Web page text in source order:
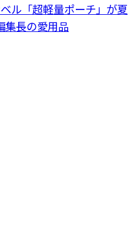
ル「超軽量ポーチ」が夏
集長の愛用品